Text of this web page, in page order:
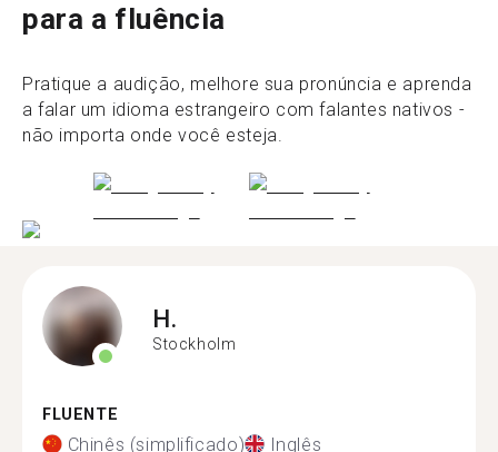
para a fluência
Pratique a audição, melhore sua pronúncia e aprenda
a falar um idioma estrangeiro com falantes nativos -
não importa onde você esteja.
H.
Stockholm
FLUENTE
Chinês (simplificado) Inglês